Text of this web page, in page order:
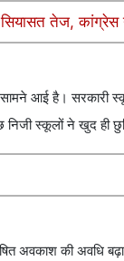
तेज,
आई है। सरकारी
स्कूलों ने खुद ही
अवकाश की